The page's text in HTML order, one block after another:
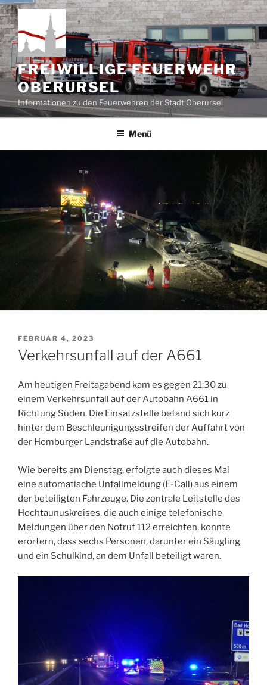
Zum
Inhalt
springen
FREIWILLIGE FEUERWEHR
OBERURSEL
Informationen zu den Feuerwehren der Stadt Oberursel
Menü
VERÖFFENTLICHT
AM
FEBRUAR 4, 2023
Verkehrsunfall auf der A661
Am heutigen Freitagabend kam es gegen 21:30 zu
einem Verkehrsunfall auf der Autobahn A661 in
Richtung Süden. Die Einsatzstelle befand sich kurz
hinter dem Beschleunigungsstreifen der Auffahrt von
der Homburger Landstraße auf die Autobahn.
Wie bereits am Dienstag, erfolgte auch dieses Mal
eine automatische Unfallmeldung (E-Call) aus einem
der beteiligten Fahrzeuge. Die zentrale Leitstelle des
Hochtaunuskreises, die auch einige telefonische
Meldungen über den Notruf 112 erreichten, konnte
erörtern, dass sechs Personen, darunter ein Säugling
und ein Schulkind, an dem Unfall beteiligt waren.